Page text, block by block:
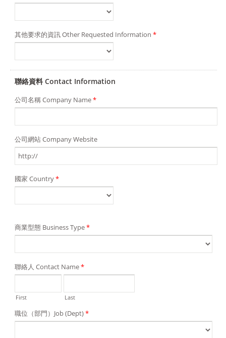
其他要求的資訊 Other Requested Information *
聯絡資料 Contact Information
公司名稱 Company Name*
公司網站 Company Website
國家 Country*
商業型態 Business Type*
聯絡人 Contact Name*
First Last
職位（部門）Job (Dept)*